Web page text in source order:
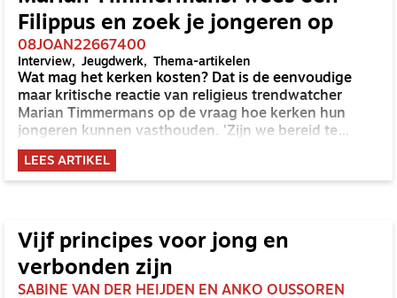
Filippus en zoek je jongeren op
08JOAN22667400
Interview Jeugdwerk Thema-artikelen
Wat mag het kerken kosten? Dat is de eenvoudige
maar kritische reactie van religieus trendwatcher
Marian Timmermans op de vraag hoe kerken hun
jongeren kunnen vasthouden. 'Zijn we bereid te
erkennen dat kerk zijn voor hen een andere betekenis
heeft en durven we daarop in te spelen?'
LEES ARTIKEL
Vijf principes voor jong en
verbonden zijn
SABINE VAN DER HEIJDEN EN ANKO OUSSOREN